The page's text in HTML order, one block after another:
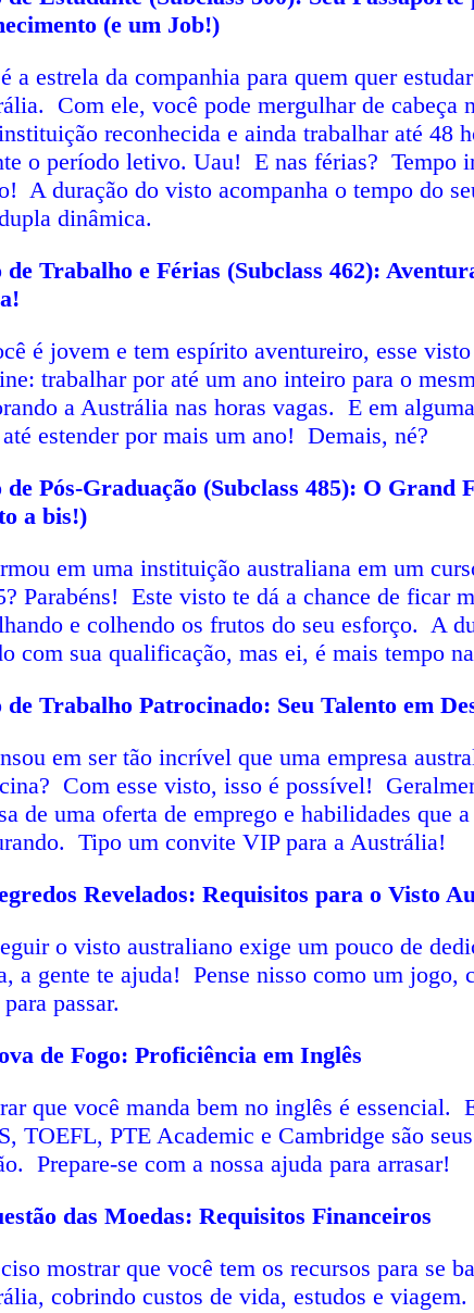
(e um Job!)
a estrela da companhia para quem quer
Com ele, você pode mergulhar de cabeça
reconhecida e ainda trabalhar até 48
o período letivo. Uau! E nas férias? Tempo
A duração do visto acompanha o tempo do
dinâmica.
de Trabalho e Férias (Subclass 462):
é jovem e tem espírito aventureiro, esse
trabalhar por até um ano inteiro para o
a Austrália nas horas vagas. E em
estender por mais um ano! Demais, né?
de Pós-Graduação (Subclass 485): O Grand
a bis!)
em uma instituição australiana em um
Parabéns! Este visto te dá a chance de ficar
e colhendo os frutos do seu esforço. A
com sua qualificação, mas ei, é mais tempo
de Trabalho Patrocinado: Seu Talento em
em ser tão incrível que uma empresa
Com esse visto, isso é possível!
de uma oferta de emprego e habilidades que
Tipo um convite VIP para a Austrália!
Revelados: Requisitos para o Visto
o visto australiano exige um pouco de
a gente te ajuda! Pense nisso como um jogo,
passar.
de Fogo: Proficiência em Inglês
que você manda bem no inglês é essencial.
TOEFL, PTE Academic e Cambridge são
Prepare-se com a nossa ajuda para arrasar!
das Moedas: Requisitos Financeiros
mostrar que você tem os recursos para se
cobrindo custos de vida, estudos e